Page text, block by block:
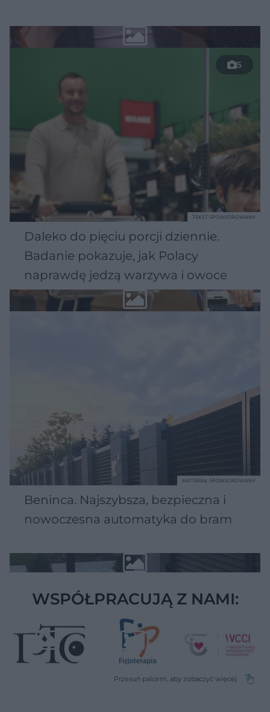
5
Daleko do pięciu porcji dziennie.
Badanie pokazuje, jak Polacy
naprawdę jedzą warzywa i owoce
TEKST SPONSOROWANY
Beninca. Najszybsza, bezpieczna i
nowoczesna automatyka do bram
MATERIAŁ SPONSOROWANY
WSPÓŁPRACUJĄ Z NAMI: